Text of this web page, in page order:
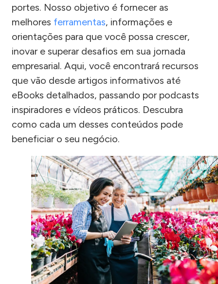
portes. Nosso objetivo é fornecer as
melhores ferramentas, informações e
orientações para que você possa crescer,
inovar e superar desafios em sua jornada
empresarial. Aqui, você encontrará recursos
que vão desde artigos informativos até
eBooks detalhados, passando por podcasts
inspiradores e vídeos práticos. Descubra
como cada um desses conteúdos pode
beneficiar o seu negócio.